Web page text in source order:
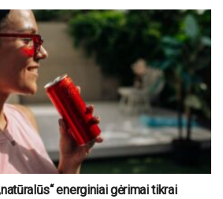
energiniai gėrimai tikrai